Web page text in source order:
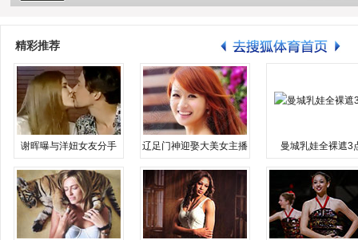
精彩推荐
谢晖曝与洋妞女友分手 辽足门神迎娶大美女主播 曼城乳娃全裸遮3